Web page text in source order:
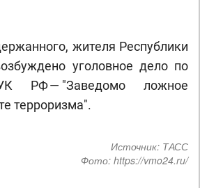
жителя Республики
уголовное дело по
РФ — "Заведомо ложное
терроризма".
Источник: ТАСС
Фото: https://vmo24.ru/